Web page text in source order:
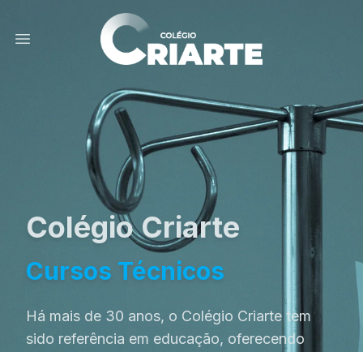
Abrir Menu
Colégio Criarte
Cursos Técnicos
Há mais de 30 anos, o Colégio Criarte tem
sido referência em educação, oferecendo